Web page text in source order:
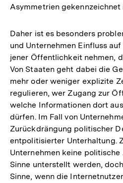
Asymmetrien gekennzeichnet
Daher ist es besonders
und Unternehmen Einfluss
jener Öffentlichkeit nehmen,
Von Staaten geht dabei die
mehr oder weniger explizite
regulieren, wer Zugang zur
welche Informationen dort
dürfen. Im Fall von
Zurückdrängung politischer
entpolitisierter Unterhaltung.
Unternehmen keine
Sinne unterstellt werden,
Sinne, wenn die